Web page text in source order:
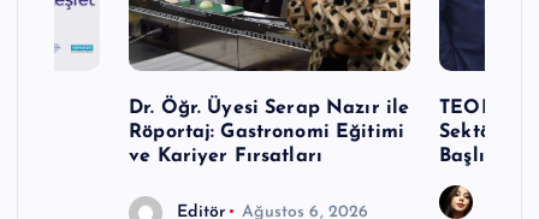
Dr. Öğr. Üyesi Serap Nazır ile
Röportaj: Gastronomi Eğitimi
ve Kariyer Fırsatları
Editör Ağustos 6, 2026
TEODER
Başlıyor